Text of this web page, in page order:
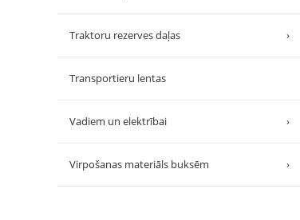
Traktoru rezerves daļas ›
Transportieru lentas
Vadiem un elektrībai ›
Virpošanas materiāls buksēm ›